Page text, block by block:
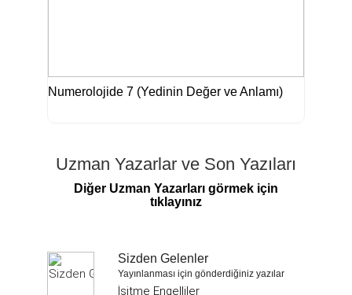
Numerolojide 7 (Yedinin Değer ve Anlamı)
Uzman Yazarlar ve Son Yazıları
Diğer Uzman Yazarları görmek için
tıklayınız
Sizden Gelenler
Yayınlanması için gönderdiğiniz yazılar
İşitme Engelliler